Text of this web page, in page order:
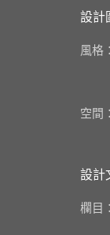
設計
風格：
空間：
設計
欄目：